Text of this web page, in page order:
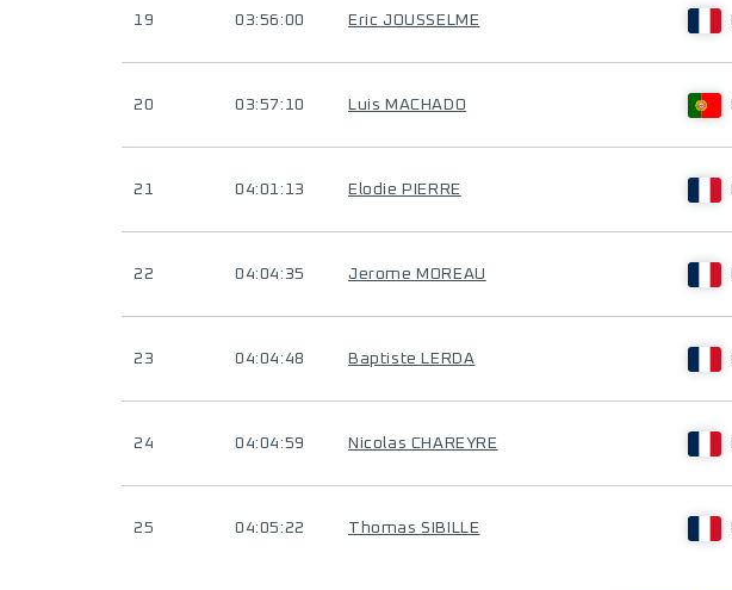
19 03:56:00 Eric JOUSSELME
20 03:57:10 Luis MACHADO
21 04:01:13 Elodie PIERRE
22 04:04:35 Jerome MOREAU
23 04:04:48 Baptiste LERDA
24 04:04:59 Nicolas CHAREYRE
25 04:05:22 Thomas SIBILLE